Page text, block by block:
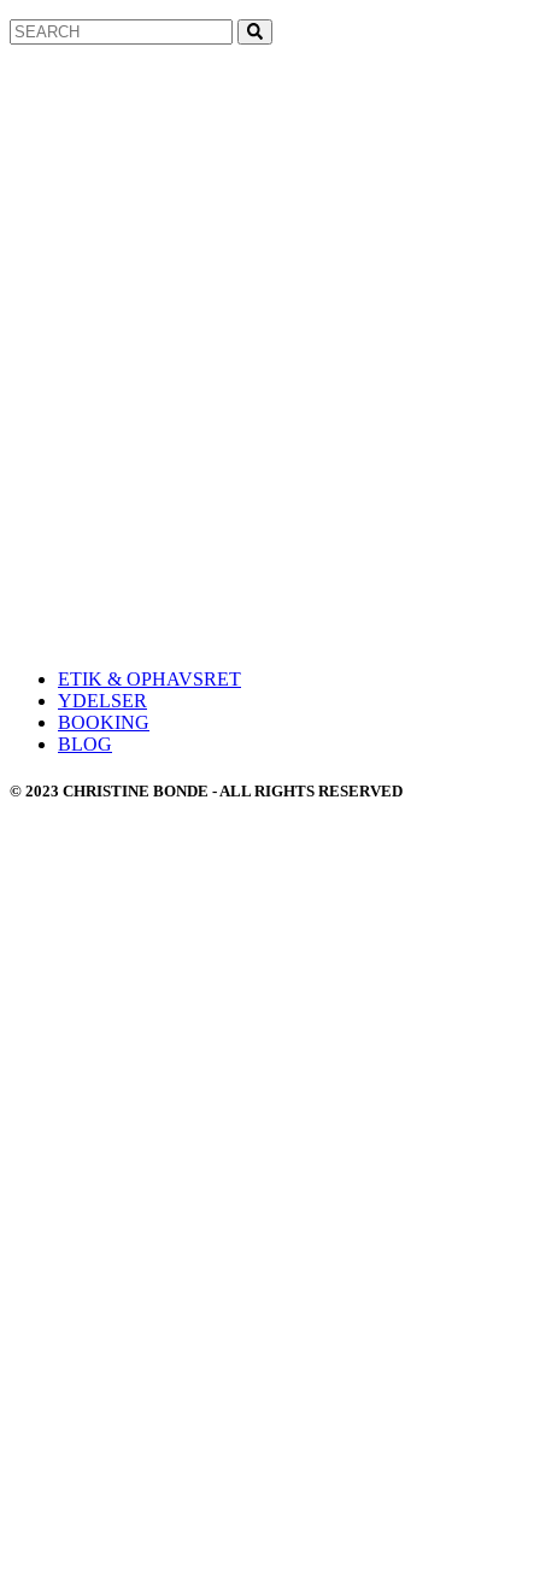
Search
for:
ETIK & OPHAVSRET
YDELSER
BOOKING
BLOG
© 2023 CHRISTINE BONDE - ALL RIGHTS RESERVED